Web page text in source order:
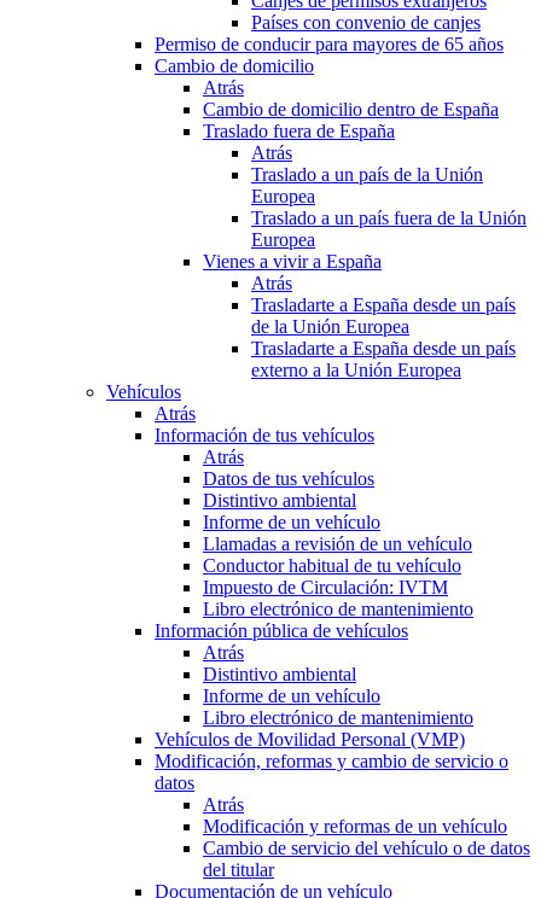
Países con convenio de canjes
Permiso de conducir para mayores de 65 años
Cambio de domicilio
Atrás
Cambio de domicilio dentro de España
Traslado fuera de España
Atrás
Traslado a un país de la Unión
Europea
Traslado a un país fuera de la Unión
Europea
Vienes a vivir a España
Atrás
Trasladarte a España desde un país
de la Unión Europea
Trasladarte a España desde un país
externo a la Unión Europea
Vehículos
Atrás
Información de tus vehículos
Atrás
Datos de tus vehículos
Distintivo ambiental
Informe de un vehículo
Llamadas a revisión de un vehículo
Conductor habitual de tu vehículo
Impuesto de Circulación: IVTM
Libro electrónico de mantenimiento
Información pública de vehículos
Atrás
Distintivo ambiental
Informe de un vehículo
Libro electrónico de mantenimiento
Vehículos de Movilidad Personal (VMP)
Modificación, reformas y cambio de servicio o
datos
Atrás
Modificación y reformas de un vehículo
Cambio de servicio del vehículo o de datos
del titular
Documentación de un vehículo